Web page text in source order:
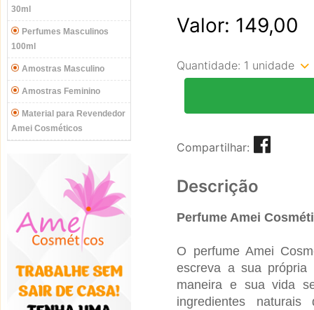
30ml
Perfumes Masculinos
100ml
Amostras Masculino
Amostras Feminino
Material para Revendedor
Amei Cosméticos
Valor: 149,00
Quantidade: 1 unidade
Compartilhar:
Descrição
Perfume Amei
O perfume Amei
escreva a sua própria
maneira e sua vida
ingredientes